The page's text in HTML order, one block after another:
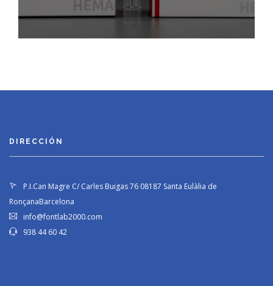
DIRECCIÓN
P.I.Can Magre C/ Carles Buigas 76 08187 Santa Eulàlia de
RonçanaBarcelona
info@fontlab2000.com
938 44 60 42